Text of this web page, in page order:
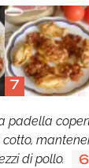
7
padella
di pollo.
6